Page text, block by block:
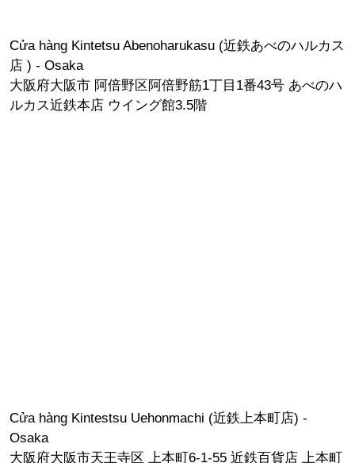
Cửa hàng Kintetsu Abenoharukasu (近鉄あべのハルカス
店 ) - Osaka
大阪府大阪市 阿倍野区阿倍野筋1丁目1番43号 あべのハ
ルカス近鉄本店 ウイング館3.5階
Cửa hàng Kintestsu Uehonmachi (近鉄上本町店) -
Osaka
大阪府大阪市天王寺区 上本町6-1-55 近鉄百貨店 上本町